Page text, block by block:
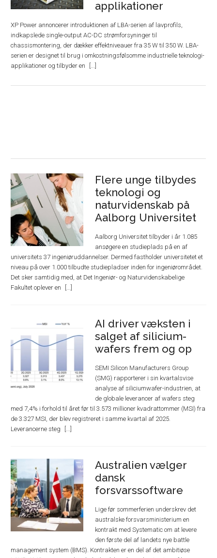
applikationer
XP Power annoncerer introduktionen af ​​LBA-serien af ​​lavprofils,
indkapslede single-output AC-DC strømforsyninger til
chassismontering, der dækker effektniveauer fra 35 W til 350 W. LBA-
serien er designet til brug i omkostningsfølsomme industrielle teknologi-
applikationer og tilbyder en
Flere unge tilbydes
teknologi og
naturvidenskab på
Aalborg Universitet
Aalborg Universitet tilbyder i år 1.085
ansøgere en studieplads på en af
universitets 37 ingeniøruddannelser. Dermed fastholder universitetet et
niveau på over 1.000 tilbudte studiepladser inden for ingeniørområdet.
Det sker samtidig med, at Det Ingeniør- og Naturvidenskabelige
Fakultet oplever en
AI driver væksten i
salget af silicium-
wafers frem og op
SEMI Silicon Manufacturers Group
(SMG) rapporterer i sin kvartalsvise
analyse af siliciumwafer-industrien, at
de globale leverancer af wafers steg
med 7,4% i forhold til året før til 3.573 millioner kvadrattommer (MSI) fra
de 3.327 MSI, der blev registreret i samme kvartal af 2025.
Leverancerne steg
Australien vælger
dansk
forsvarssoftware
Lige før sommerferien underskrev det
australske forsvarsministerium en
kontrakt med Systematic om at levere
den første del af landets nye battle
management system (BMS). Kontrakten er en del af det ambitiøse